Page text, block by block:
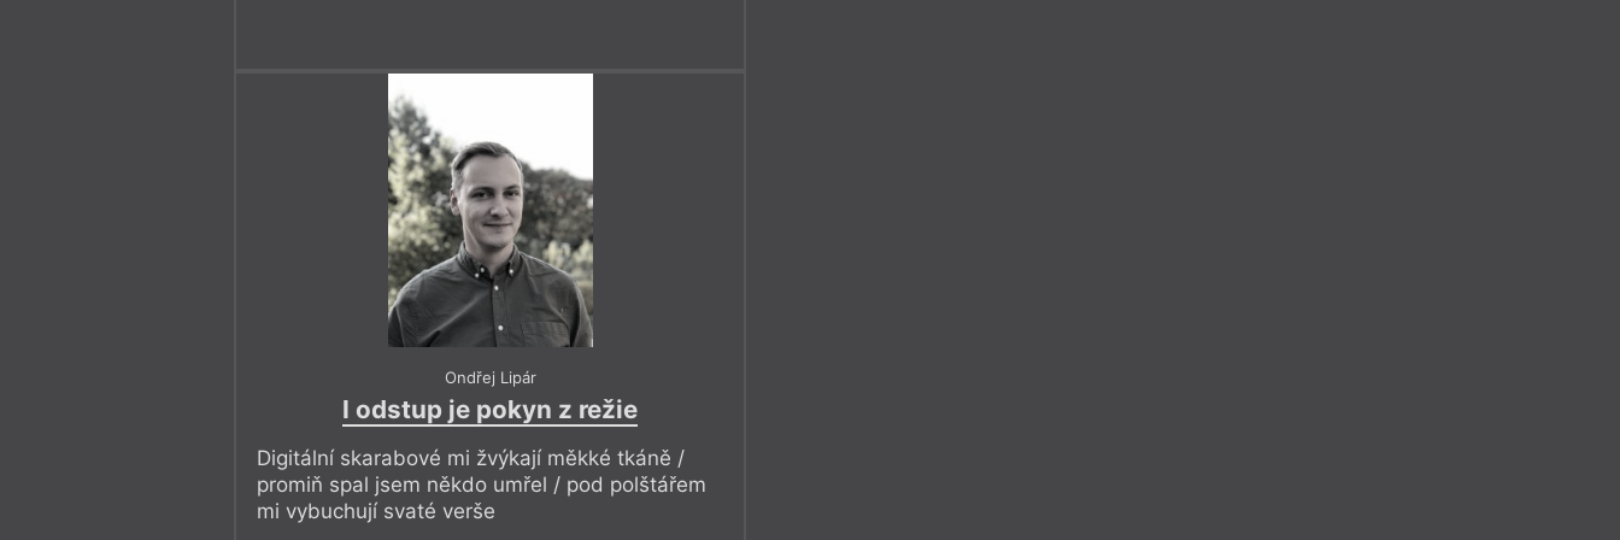
Ondřej Lipár
I odstup je pokyn z režie
Digitální skarabové mi žvýkají měkké tkáně /
promiň spal jsem někdo umřel / pod polštářem
mi vybuchují svaté verše